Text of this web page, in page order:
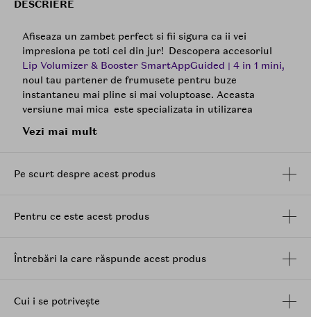
DESCRIERE
Afiseaza un zambet perfect si fii sigura ca ii vei
impresiona pe toti cei din jur! Descopera accesoriul
Lip Volumizer & Booster SmartAppGuided | 4 in 1 mini,
noul tau partener de frumusete pentru buze
instantaneu mai pline si mai voluptoase. Aceasta
versiune mai mica este specializata in utilizarea
-Scanarea pielii si ghid personal de rutina, bazate pe
maximum de la dispozitiv.
buzelor.
mai lunga de timp.
Vezi mai mult
Pe scurt despre acest produs
Pentru ce este acest produs
Întrebări la care răspunde acest produs
Cui i se potrivește